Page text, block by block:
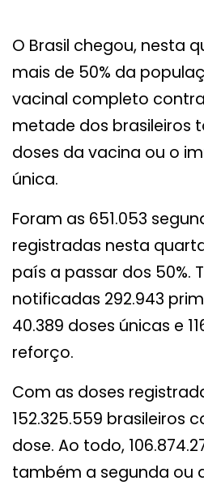
O Brasil chegou, nesta
mais de 50% da
vacinal completo
metade dos brasileiros
doses da vacina ou o
única.
Foram as 651.053
registradas nesta
país a passar dos 50%.
notificadas 292.943
40.389 doses únicas e
reforço.
Com as doses
152.325.559 brasileiros
dose. Ao todo,
também a segunda ou